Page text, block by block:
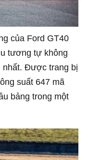
của Ford GT40
tương tự không
nhất. Được trang bị
suất 647 mã
bảng trong một